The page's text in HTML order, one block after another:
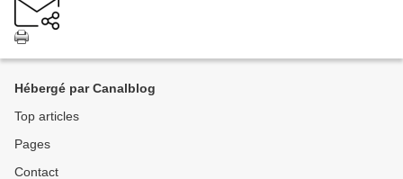
Hébergé par Canalblog
Top articles
Pages
Contact